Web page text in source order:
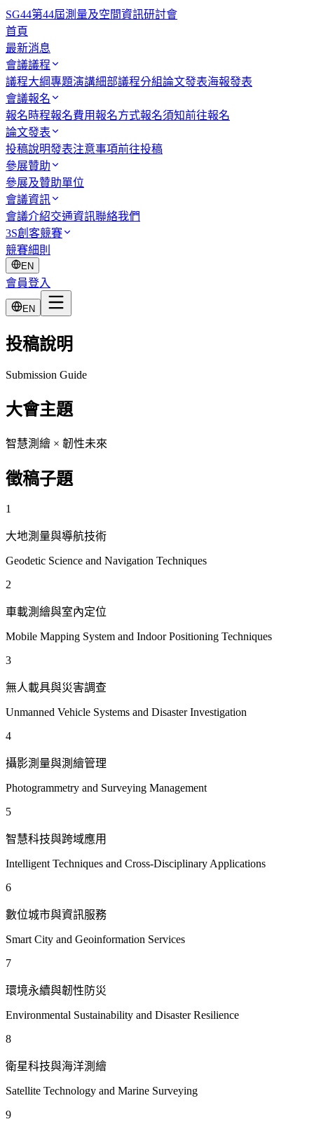
SG44第44屆測量及空間資訊研討會
首頁
最新消息
會議議程
議程大綱專題演講細部議程分組論文發表海報發表
會議報名
報名時程報名費用報名方式報名須知前往報名
論文發表
投稿說明發表注意事項前往投稿
參展贊助
參展及贊助單位
會議資訊
會議介紹交通資訊聯絡我們
3S創客競賽
競賽細則
EN
會員登入
EN
投稿說明
Submission Guide
大會主題
智慧測繪 × 韌性未來
徵稿子題
1
大地測量與導航技術
Geodetic Science and Navigation Techniques
2
車載測繪與室內定位
Mobile Mapping System and Indoor Positioning Techniques
3
無人載具與災害調查
Unmanned Vehicle Systems and Disaster Investigation
4
攝影測量與測繪管理
Photogrammetry and Surveying Management
5
智慧科技與跨域應用
Intelligent Techniques and Cross-Disciplinary Applications
6
數位城市與資訊服務
Smart City and Geoinformation Services
7
環境永續與韌性防災
Environmental Sustainability and Disaster Resilience
8
衛星科技與海洋測繪
Satellite Technology and Marine Surveying
9